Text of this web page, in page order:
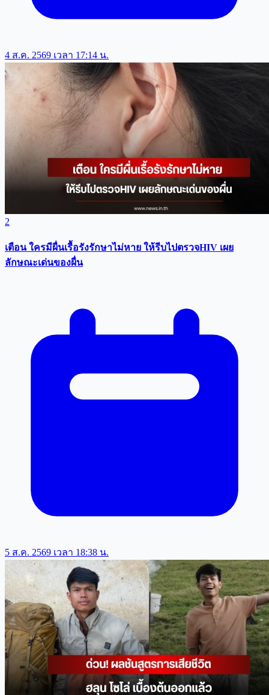
4 ส.ค. 2569 เวลา 17:14 น.
2
เตือน ใครมีผื่นเรื้อรังรักษาไม่หาย ให้รีบไปตรวจHIV เผย
ลักษณะเด่นของผื่น
5 ส.ค. 2569 เวลา 18:38 น.